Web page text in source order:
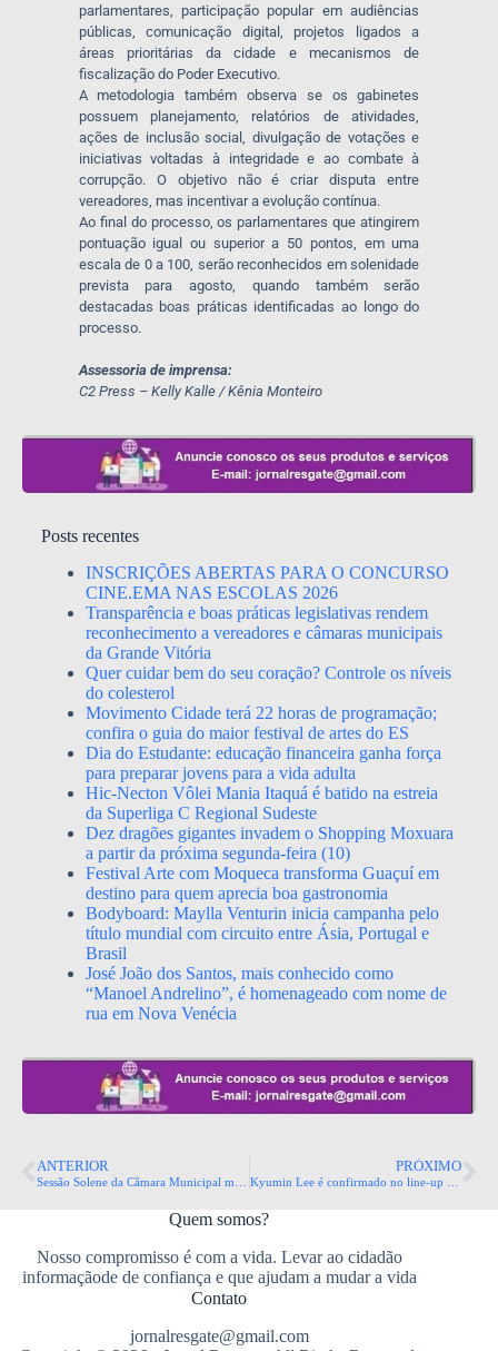
parlamentares, participação popular em audiências
públicas, comunicação digital, projetos ligados a
áreas prioritárias da cidade e mecanismos de
fiscalização do Poder Executivo.
A metodologia também observa se os gabinetes
possuem planejamento, relatórios de atividades,
ações de inclusão social, divulgação de votações e
iniciativas voltadas à integridade e ao combate à
corrupção. O objetivo não é criar disputa entre
vereadores, mas incentivar a evolução contínua.
Ao final do processo, os parlamentares que atingirem
pontuação igual ou superior a 50 pontos, em uma
escala de 0 a 100, serão reconhecidos em solenidade
prevista para agosto, quando também serão
destacadas boas práticas identificadas ao longo do
processo.
Assessoria de imprensa:
C2 Press – Kelly Kalle / Kênia Monteiro
Posts recentes
INSCRIÇÕES ABERTAS PARA O CONCURSO
CINE.EMA NAS ESCOLAS 2026
Transparência e boas práticas legislativas rendem
reconhecimento a vereadores e câmaras municipais
da Grande Vitória
Quer cuidar bem do seu coração? Controle os níveis
do colesterol
Movimento Cidade terá 22 horas de programação;
confira o guia do maior festival de artes do ES
Dia do Estudante: educação financeira ganha força
para preparar jovens para a vida adulta
Hic-Necton Vôlei Mania Itaquá é batido na estreia
da Superliga C Regional Sudeste
Dez dragões gigantes invadem o Shopping Moxuara
a partir da próxima segunda-feira (10)
Festival Arte com Moqueca transforma Guaçuí em
destino para quem aprecia boa gastronomia
Bodyboard: Maylla Venturin inicia campanha pelo
título mundial com circuito entre Ásia, Portugal e
Brasil
José João dos Santos, mais conhecido como
“Manoel Andrelino”, é homenageado com nome de
rua em Nova Venécia
ANTERIOR PRÓXIMO
Quem somos?
Nosso compromisso é com a vida. Levar ao cidadão
informaçãode de confiança e que ajudam a mudar a vida
Contato
jornalresgate@gmail.com